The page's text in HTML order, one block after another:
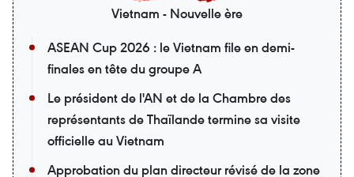
Vietnam - Nouvelle ère
ASEAN Cup 2026 : le Vietnam file en demi-
finales en tête du groupe A
Le président de l'AN et de la Chambre des
représentants de Thaïlande termine sa visite
officielle au Vietnam
Approbation du plan directeur révisé de la zone